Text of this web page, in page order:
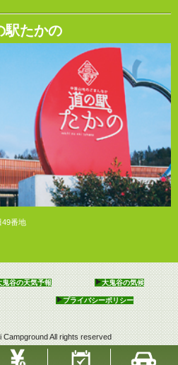
駅たかの
49番地
鬼谷の天気予報 大鬼谷の気候
プライバシーポリシー
All rights reserved